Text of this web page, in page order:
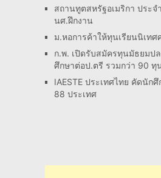
สถานทูตสหรัฐอเมริกา ประจ
นศ.ฝึกงาน
ม.หอการค้าให้ทุนเรียนนิเทศ
ก.พ. เปิดรับสมัครทุนมัธยมป
ศึกษาต่อป.ตรี รวมกว่า 90 ทุ
IAESTE ประเทศไทย คัดนัก
88 ประเทศ